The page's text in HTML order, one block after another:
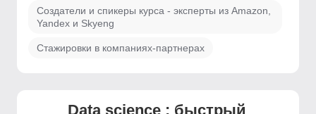
Создатели и спикеры курса - эксперты из Amazon,
Yandex и Skyeng
Стажировки в компаниях-партнерах
Data science : быстрый